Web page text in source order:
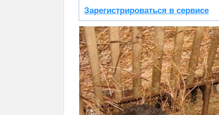
Зарегистрироваться в сервисе